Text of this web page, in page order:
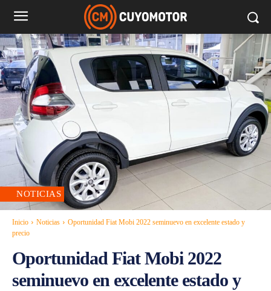
NOTICIAS
Inicio Noticias
Oportunidad Fiat Mobi 2022 seminuevo en excelente estado y
precio
Oportunidad Fiat Mobi 2022
seminuevo en excelente estado y